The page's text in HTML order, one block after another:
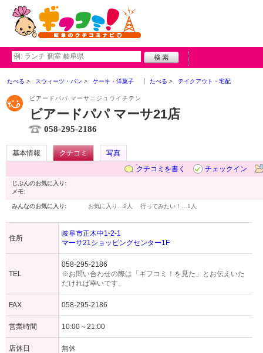
たべる スウィーツ・パン ケーキ・洋菓子 たべる テイクアウト・宅配
ビアードパパ マーサニジュウイチテン
ビアードパパ マーサ21店
058-295-2186
基本情報 クチコミ
写真
クチコミを書く
チェックイン
じぶんのお気に入り:
メモ:
みんなのお気に入り: お気に入り… 2人 行ってみたい！… 1人
住所
岐阜市正木中1-2-1
マーサ21ショッピングセンター1F
TEL
058-295-2186
※お問い合わせの際は「ギフコミ！を見た」とお伝えいた
だければ幸いです。
FAX 058-295-2186
営業時間 10:00～21:00
店休日 無休